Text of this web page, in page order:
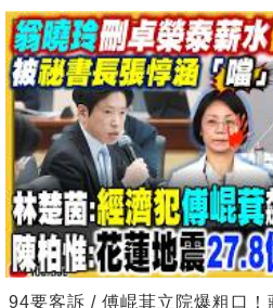
94要客訴 / 傅崐萁立院爆粗口